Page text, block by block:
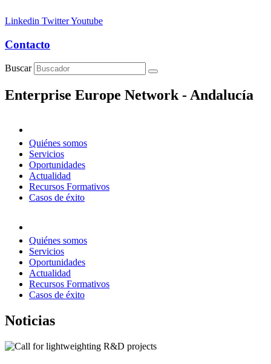
Linkedin TwitterYoutube
Contacto
Buscar
Enterprise Europe Network - Andalucía
Quiénes somos
Servicios
Oportunidades
Actualidad
Recursos Formativos
Casos de éxito
Quiénes somos
Servicios
Oportunidades
Actualidad
Recursos Formativos
Casos de éxito
Noticias